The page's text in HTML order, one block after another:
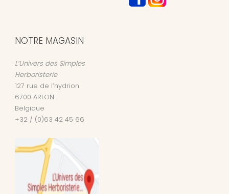
NOTRE MAGASIN
L’Univers des Simples
Herboristerie
127 rue de l’hydrion
6700 ARLON
Belgique
+32 / (0)63 42 45 66